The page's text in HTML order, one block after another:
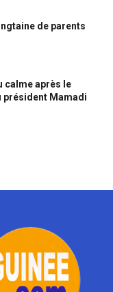
de parents
calme après le
président Mamadi